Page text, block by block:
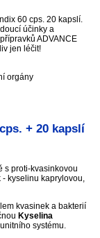
60 cps. 20 kapslí.
účinky a
ADVANCE
jen léčit!
orgány
+ 20 kapslí
s proti-kvasinkovou
kyselinu kaprylovou,
kvasinek a bakterií
Kyselina
systému.